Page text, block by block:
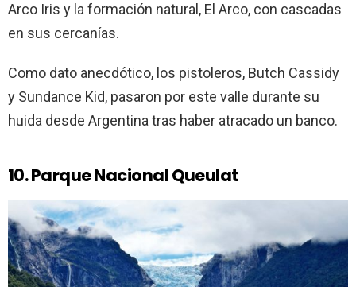
Arco Iris y la formación natural, El Arco, con cascadas
en sus cercanías.
Como dato anecdótico, los pistoleros, Butch Cassidy
y Sundance Kid, pasaron por este valle durante su
huida desde Argentina tras haber atracado un banco.
10. Parque Nacional Queulat